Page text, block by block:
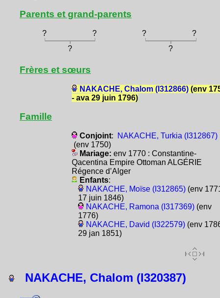
Parents et grand-parents
? ? ?
?
?
?
Frères et sœurs
NAKACHE, Chalom (I312866)(env
- ava 29 juin 1796)
Famille
Conjoint:
NAKACHE, Turkia (I312867)
(env 1750)
Mariage: env 1770 : Constantine-
Qacentina Empire Ottoman ALGÉRIE
Régence d’Alger
Enfants:
NAKACHE, Moïse (I312865)(env
17 juin 1846)
NAKACHE, Ramona (I317369)(env
1776)
NAKACHE, David (I322579)(env
29 jan 1851)
NAKACHE, Chalom (I320387)